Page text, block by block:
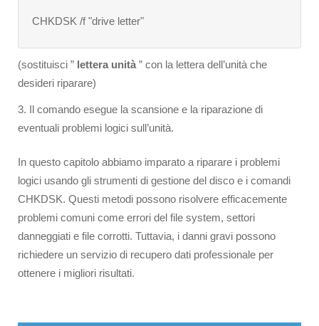
CHKDSK /f "drive letter"
(sostituisci ” lettera unità ” con la lettera dell’unità che
desideri riparare)
3. Il comando esegue la scansione e la riparazione di
eventuali problemi logici sull’unità.
In questo capitolo abbiamo imparato a riparare i problemi
logici usando gli strumenti di gestione del disco e i comandi
CHKDSK. Questi metodi possono risolvere efficacemente
problemi comuni come errori del file system, settori
danneggiati e file corrotti. Tuttavia, i danni gravi possono
richiedere un servizio di recupero dati professionale per
ottenere i migliori risultati.